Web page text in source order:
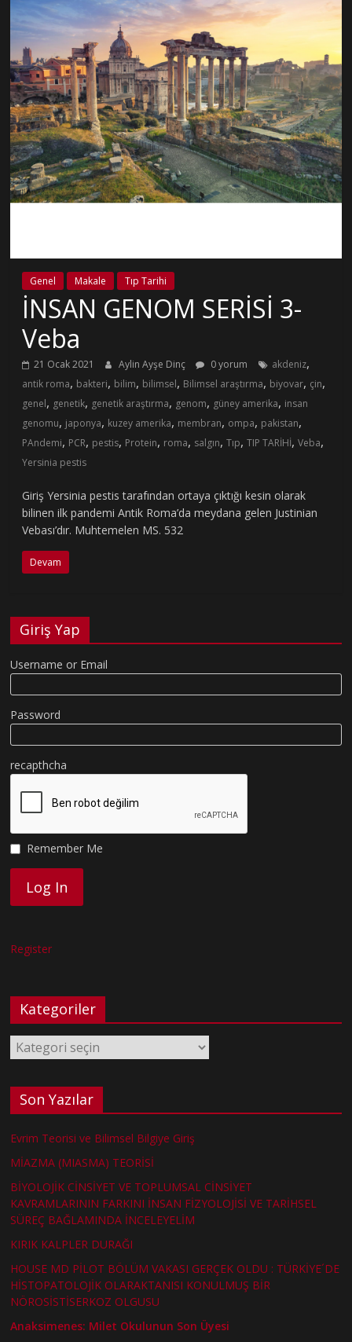
Genel Makale Tıp Tarihi
İNSAN GENOM SERİSİ 3-
Veba
21 Ocak 2021 Aylin Ayşe Dinç 0 yorum akdeniz,
antik roma, bakteri, bilim, bilimsel, Bilimsel araştırma, biyovar, çin,
genel, genetik, genetik araştırma, genom, güney amerika, insan
genomu, japonya, kuzey amerika, membran, ompa, pakistan,
PAndemi, PCR, pestis, Protein, roma, salgın,Tıp,TIP TARİHİ,Veba,
Yersinia pestis
Giriş Yersinia pestis tarafından ortaya çıktığı kesin olarak
bilinen ilk pandemi Antik Roma’da meydana gelen Justinian
Vebası’dır. Muhtemelen MS. 532
Devam
Giriş Yap
Username or Email
Password
recapthcha
Remember Me
Register
Kategoriler
Kategoriler
Son Yazılar
Evrim Teorisi ve Bilimsel Bilgiye Giriş
MİAZMA (MIASMA) TEORİSİ
BİYOLOJİK CİNSİYET VE TOPLUMSAL CİNSİYET
KAVRAMLARININ FARKINI İNSAN FİZYOLOJİSİ VE TARİHSEL
SÜREÇ BAĞLAMINDA İNCELEYELİM
KIRIK KALPLER DURAĞI
HOUSE MD PİLOT BÖLÜM VAKASI GERÇEK OLDU : TÜRKİYE´DE
HİSTOPATOLOJİK OLARAKTANISI KONULMUŞ BİR
NÖROSİSTİSERKOZ OLGUSU
Anaksimenes: Milet Okulunun Son Üyesi